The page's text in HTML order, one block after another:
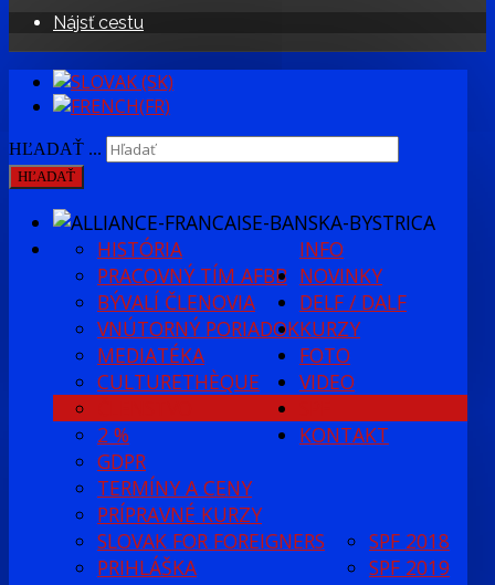
Nájsť cestu
HĽADAŤ ...
HĽADAŤ
INFO
HISTÓRIA
PRACOVNÝ TÍM AFBB
BÝVALÍ ČLENOVIA
VNÚTORNÝ PORIADOK
MEDIATÉKA
CULTURETHÈQUE
2 %
GDPR
NOVINKY
DELF / DALF
TERMÍNY A CENY
PRÍPRAVNÉ KURZY
KURZY
SLOVAK FOR FOREIGNERS
PRIHLÁŠKA
FOTO
VIDEO
SPF 2018
SPF 2019
KONTAKT